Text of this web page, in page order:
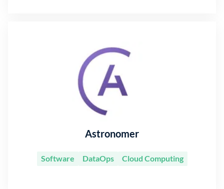
Astronomer
Software DataOps Cloud Computing